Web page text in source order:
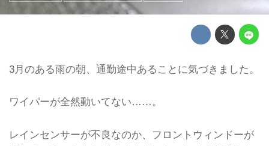
3月のある雨の朝、通勤途中あることに気づきました。
ワイパーが全然動いてない……。
レインセンサーが不良なのか、フロントウィンドーが